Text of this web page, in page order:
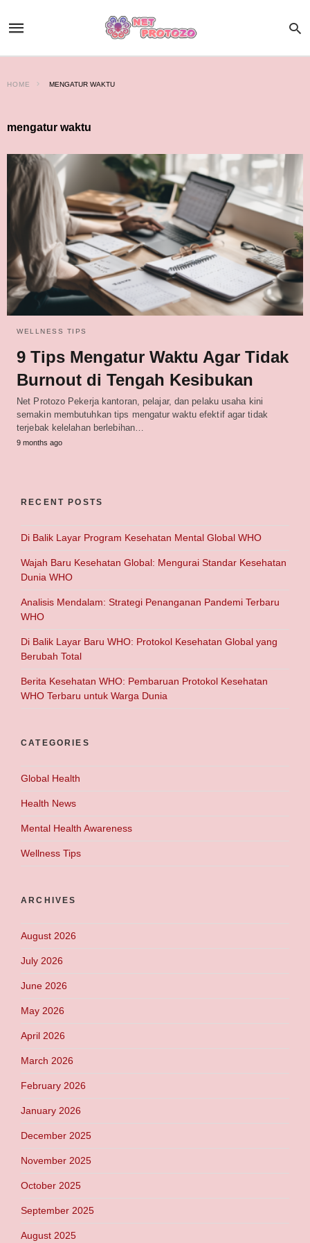
HOME MENGATUR WAKTU
mengatur waktu
WELLNESS TIPS
9 Tips Mengatur Waktu Agar Tidak
Burnout di Tengah Kesibukan
Net Protozo Pekerja kantoran, pelajar, dan pelaku usaha kini
semakin membutuhkan tips mengatur waktu efektif agar tidak
terjebak kelelahan berlebihan…
9 months ago
RECENT POSTS
Di Balik Layar Program Kesehatan Mental Global WHO
Wajah Baru Kesehatan Global: Mengurai Standar Kesehatan
Dunia WHO
Analisis Mendalam: Strategi Penanganan Pandemi Terbaru
WHO
Di Balik Layar Baru WHO: Protokol Kesehatan Global yang
Berubah Total
Berita Kesehatan WHO: Pembaruan Protokol Kesehatan
WHO Terbaru untuk Warga Dunia
CATEGORIES
Global Health
Health News
Mental Health Awareness
Wellness Tips
ARCHIVES
August 2026
July 2026
June 2026
May 2026
April 2026
March 2026
February 2026
January 2026
December 2025
November 2025
October 2025
September 2025
August 2025